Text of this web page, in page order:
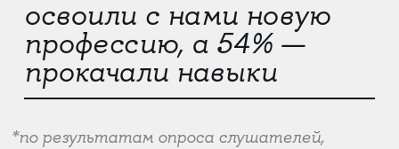
освоили с нами новую
профессию, а 54% —
прокачали навыки
*по результатам опроса слушателей,